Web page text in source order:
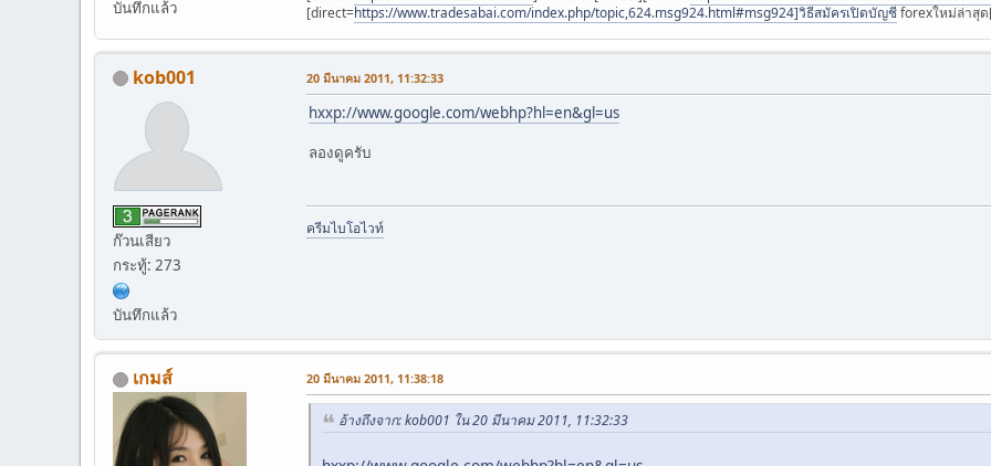
บันทึกแล้ว
[direct=https://www.tradesabai.com/index.php/topic,624.msg924.html#msg924]วิธีสมัครเปิดบัญชีforexใหม่ล่าสุ
kob001
ก๊วนเสียว
กระทู้: 273
บันทึกแล้ว
20 มีนาคม 2011, 11:32:33
hxxp://www.google.com/webhp?hl=en&gl=us
ลองดูครับ
ครีมไบโอไวท์
เกมส์ 20 มีนาคม 2011, 11:38:18
อ้างถึงจาก: kob001 ใน 20 มีนาคม 2011, 11:32:33